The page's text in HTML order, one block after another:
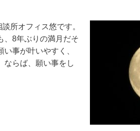
所オフィス悠です。
、8年ぶりの満月だそ
事が叶いやすく、
ならば、願い事をし